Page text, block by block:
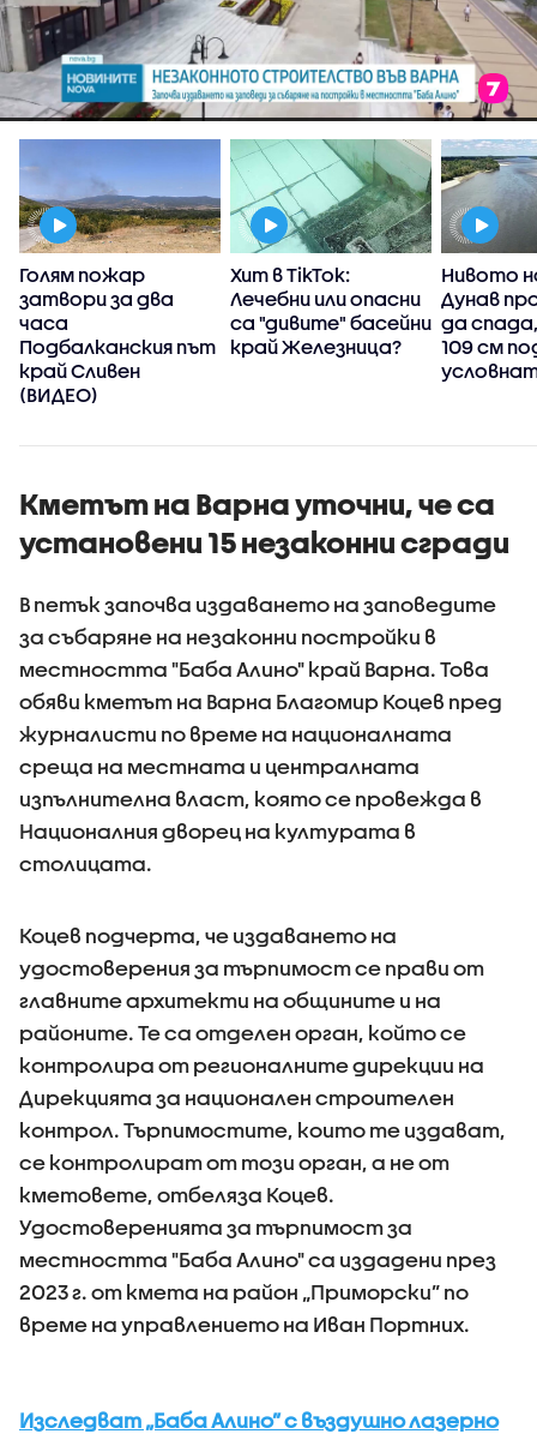
Голям пожар
затвори за два
часа
Подбалканския път
край Сливен
(ВИДЕО)
Хит в TikTok:
Лечебни или опасни
са "дивите" басейни
край Железница?
Нивото
Дунав
да
109 см
Кметът на Варна уточни, че са
установени 15 незаконни сгради
В петък започва издаването на заповедите
за събаряне на незаконни постройки в
местността "Баба Алино" край Варна. Това
обяви кметът на Варна Благомир Коцев пред
журналисти по време на националната
среща на местната и централната
изпълнителна власт, която се провежда в
Националния дворец на културата в
столицата.
Коцев подчерта, че издаването на
удостоверения за търпимост се прави от
главните архитекти на общините и на
районите. Те са отделен орган, който се
контролира от регионалните дирекции на
Дирекцията за национален строителен
контрол. Търпимостите, които те издават,
се контролират от този орган, а не от
кметовете, отбеляза Коцев.
Удостоверенията за търпимост за
местността "Баба Алино" са издадени през
2023 г. от кмета на район „Приморски” по
време на управлението на Иван Портних.
Изследват „Баба Алино” с въздушно лазерно